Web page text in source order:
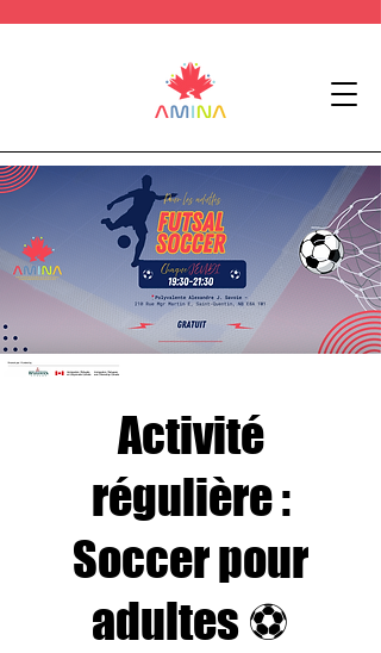
Activité
régulière :
Soccer pour
adultes ⚽